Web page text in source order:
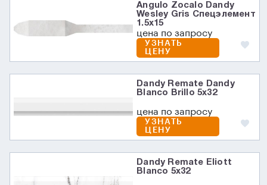
Angulo Zocalo Dandy
Wesley Gris Спецэлемент
1.5x15
цена по запросу
УЗНАТЬ
ЦЕНУ
Dandy Remate Dandy
Blanco Brillo 5x32
цена по запросу
УЗНАТЬ
ЦЕНУ
Dandy Remate Eliott
Blanco 5x32